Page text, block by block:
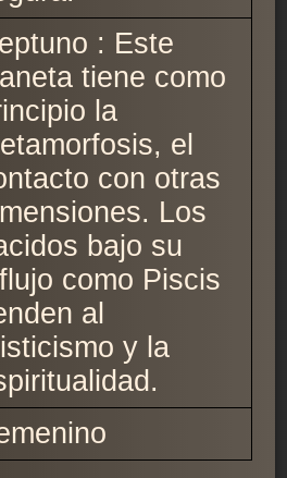
: Este
tiene como
la
el
con otras
Los
bajo su
como Piscis
al
y la